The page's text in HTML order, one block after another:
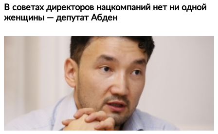
В советах директоров нацкомпаний нет ни одной
женщины — депутат Абден